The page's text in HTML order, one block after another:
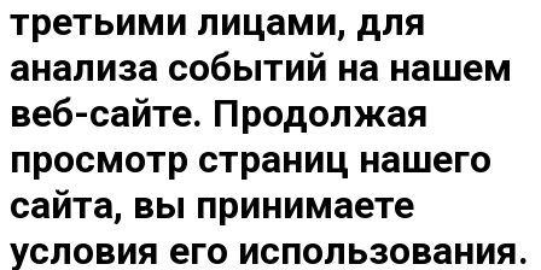
третьими лицами, для
анализа событий на нашем
веб-сайте. Продолжая
просмотр страниц нашего
сайта, вы принимаете
условия его использования.